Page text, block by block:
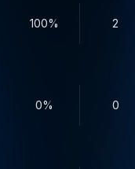
100% 2
0% 0